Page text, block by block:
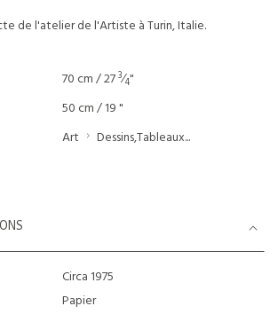
de l'atelier de l'Artiste à Turin, Italie.
70 cm / 273⁄4"
50 cm / 19 "
Art Dessins,Tableaux...
Circa 1975
Papier